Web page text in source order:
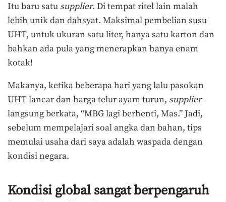
Itu baru satu supplier. Di tempat ritel lain malah
lebih unik dan dahsyat. Maksimal pembelian susu
UHT, untuk ukuran satu liter, hanya satu karton dan
bahkan ada pula yang menerapkan hanya enam
kotak!
Makanya, ketika beberapa hari yang lalu pasokan
UHT lancar dan harga telur ayam turun, supplier
langsung berkata, “MBG lagi berhenti, Mas.” Jadi,
sebelum mempelajari soal angka dan bahan, tips
memulai usaha dari saya adalah waspada dengan
kondisi negara.
Kondisi global sangat berpengaruh